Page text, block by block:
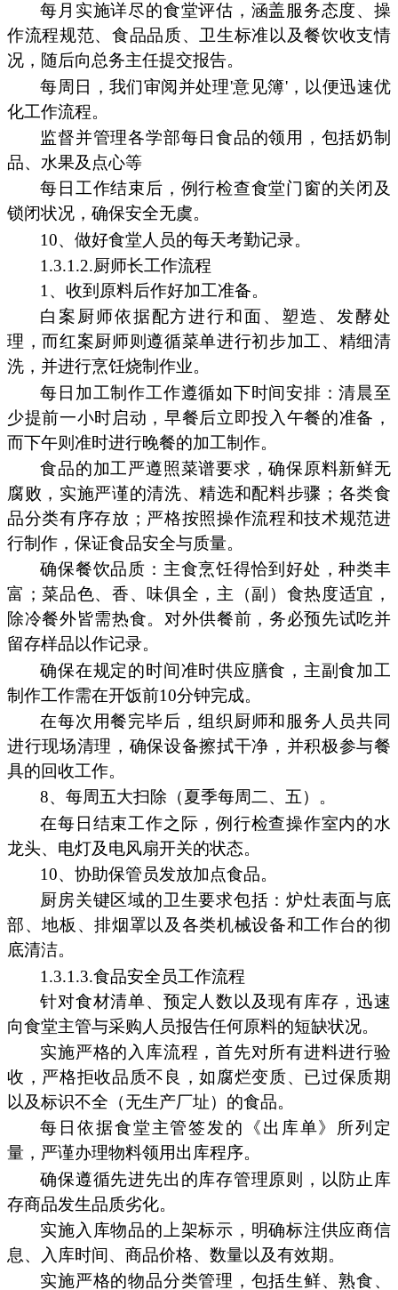
每月实施详尽的食堂评估，涵盖服务态度、操
作流程规范、食品品质、卫生标准以及餐饮收支情
况，随后向总务主任提交报告。
每周日，我们审阅并处理'意见簿'，以便迅速优
化工作流程。
监督并管理各学部每日食品的领用，包括奶制
品、水果及点心等
每日工作结束后，例行检查食堂门窗的关闭及
锁闭状况，确保安全无虞。
10、做好食堂人员的每天考勤记录。
1.3.1.2.厨师长工作流程
1、收到原料后作好加工准备。
白案厨师依据配方进行和面、塑造、发酵处
理，而红案厨师则遵循菜单进行初步加工、精细清
洗，并进行烹饪烧制作业。
每日加工制作工作遵循如下时间安排：清晨至
少提前一小时启动，早餐后立即投入午餐的准备，
而下午则准时进行晚餐的加工制作。
食品的加工严遵照菜谱要求，确保原料新鲜无
腐败，实施严谨的清洗、精选和配料步骤；各类食
品分类有序存放；严格按照操作流程和技术规范进
行制作，保证食品安全与质量。
确保餐饮品质：主食烹饪得恰到好处，种类丰
富；菜品色、香、味俱全，主（副）食热度适宜，
除冷餐外皆需热食。对外供餐前，务必预先试吃并
留存样品以作记录。
确保在规定的时间准时供应膳食，主副食加工
制作工作需在开饭前10分钟完成。
在每次用餐完毕后，组织厨师和服务人员共同
进行现场清理，确保设备擦拭干净，并积极参与餐
具的回收工作。
8、每周五大扫除（夏季每周二、五）。
在每日结束工作之际，例行检查操作室内的水
龙头、电灯及电风扇开关的状态。
10、协助保管员发放加点食品。
厨房关键区域的卫生要求包括：炉灶表面与底
部、地板、排烟罩以及各类机械设备和工作台的彻
底清洁。
1.3.1.3.食品安全员工作流程
针对食材清单、预定人数以及现有库存，迅速
向食堂主管与采购人员报告任何原料的短缺状况。
实施严格的入库流程，首先对所有进料进行验
收，严格拒收品质不良，如腐烂变质、已过保质期
以及标识不全（无生产厂址）的食品。
每日依据食堂主管签发的《出库单》所列定
量，严谨办理物料领用出库程序。
确保遵循先进先出的库存管理原则，以防止库
存商品发生品质劣化。
实施入库物品的上架标示，明确标注供应商信
息、入库时间、商品价格、数量以及有效期。
实施严格的物品分类管理，包括生鲜、熟食、